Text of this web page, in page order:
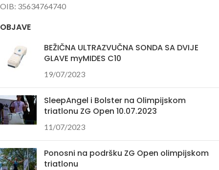
OIB: 35634764740
OBJAVE
BEŽIČNA ULTRAZVUČNA SONDA SA DVIJE
GLAVE myMIDES C10
19/07/2023
SleepAngel i Bolster na Olimpijskom
triatlonu ZG Open 10.07.2023
11/07/2023
Ponosni na podršku ZG Open olimpijskom
triatlonu